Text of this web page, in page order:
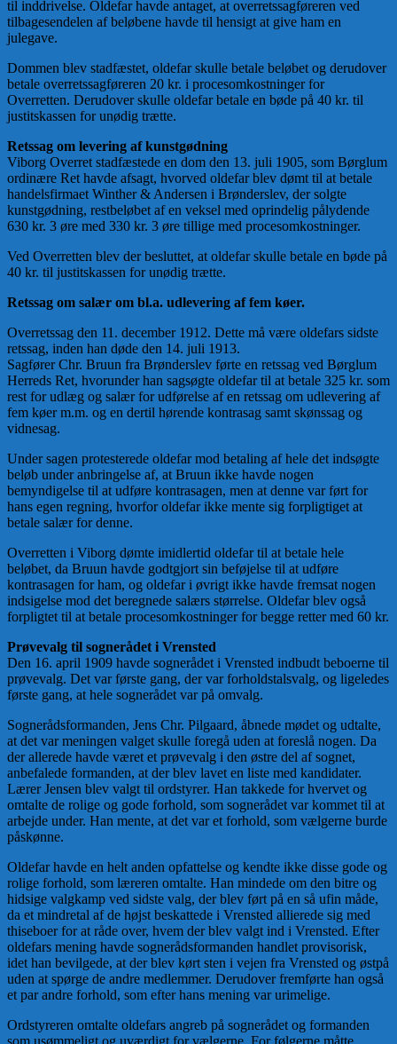
til inddrivelse. Oldefar havde antaget, at overretssagføreren ved
tilbagesendelen af beløbene havde til hensigt at give ham en
julegave.
Dommen blev stadfæstet, oldefar skulle betale beløbet og derudover
betale overretssagføreren 20 kr. i procesomkostninger for
Overretten. Derudover skulle oldefar betale en bøde på 40 kr. til
justitskassen for unødig trætte.
Retssag om levering af kunstgødning
Viborg Overret stadfæstede en dom den 13. juli 1905, som Børglum
ordinære Ret havde afsagt, hvorved oldefar blev dømt til at betale
handelsfirmaet Winther & Andersen i Brønderslev, der solgte
kunstgødning, restbeløbet af en veksel med oprindelig pålydende
630 kr. 3 øre med 330 kr. 3 øre tillige med procesomkostninger.
Ved Overretten blev der besluttet, at oldefar skulle betale en bøde på
40 kr. til justitskassen for unødig trætte.
Retssag om salær om bl.a. udlevering af fem køer.
Overretssag den 11. december 1912. Dette må være oldefars sidste
retssag, inden han døde den 14. juli 1913.
Sagfører Chr. Bruun fra Brønderslev førte en retssag ved Børglum
Herreds Ret, hvorunder han sagsøgte oldefar til at betale 325 kr. som
rest for udlæg og salær for udførelse af en retssag om udlevering af
fem køer m.m. og en dertil hørende kontrasag samt skønssag og
vidnesag.
Under sagen protesterede oldefar mod betaling af hele det indsøgte
beløb under anbringelse af, at Bruun ikke havde nogen
bemyndigelse til at udføre kontrasagen, men at denne var ført for
hans egen regning, hvorfor oldefar ikke mente sig forpligtiget at
betale salær for denne.
Overretten i Viborg dømte imidlertid oldefar til at betale hele
beløbet, da Bruun havde godtgjort sin beføjelse til at udføre
kontrasagen for ham, og oldefar i øvrigt ikke havde fremsat nogen
indsigelse mod det beregnede salærs størrelse. Oldefar blev også
forpligtet til at betale procesomkostninger for begge retter med 60 kr.
Prøvevalg til sognerådet i Vrensted
Den 16. april 1909 havde sognerådet i Vrensted indbudt beboerne til
prøvevalg. Det var første gang, der var forholdstalsvalg, og ligeledes
første gang, at hele sognerådet var på omvalg.
Sognerådsformanden, Jens Chr. Pilgaard, åbnede mødet og udtalte,
at det var meningen valget skulle foregå uden at foreslå nogen. Da
der allerede havde været et prøvevalg i den østre del af sognet,
anbefalede formanden, at der blev lavet en liste med kandidater.
Lærer Jensen blev valgt til ordstyrer. Han takkede for hvervet og
omtalte de rolige og gode forhold, som sognerådet var kommet til at
arbejde under. Han mente, at det var et forhold, som vælgerne burde
påskønne.
Oldefar havde en helt anden opfattelse og kendte ikke disse gode og
rolige forhold, som læreren omtalte. Han mindede om den bitre og
hidsige valgkamp ved sidste valg, der blev ført på en så ufin måde,
da et mindretal af de højst beskattede i Vrensted allierede sig med
thiseboer for at råde over, hvem der blev valgt ind i Vrensted. Efter
oldefars mening havde sognerådsformanden handlet provisorisk,
idet han bevilgede, at der blev kørt sten i vejen fra Vrensted og østpå
uden at spørge de andre medlemmer. Derudover fremførte han også
et par andre forhold, som efter hans mening var urimelige.
Ordstyreren omtalte oldefars angreb på sognerådet og formanden
som usømmeligt og uværdigt for vælgerne. For følgerne måtte